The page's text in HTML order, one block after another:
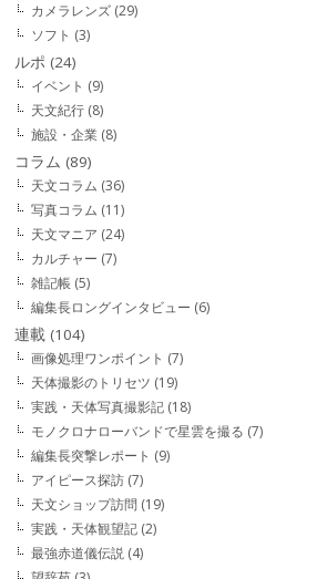
カメラレンズ (29)
ソフト (3)
ルポ (24)
イベント (9)
天文紀行 (8)
施設・企業 (8)
コラム (89)
天文コラム (36)
写真コラム (11)
天文マニア (24)
カルチャー (7)
雑記帳 (5)
編集長ロングインタビュー (6)
連載 (104)
画像処理ワンポイント (7)
天体撮影のトリセツ (19)
実践・天体写真撮影記 (18)
モノクロナローバンドで星雲を撮る (7)
編集長突撃レポート (9)
アイピース探訪 (7)
天文ショップ訪問 (19)
実践・天体観望記 (2)
最強赤道儀伝説 (4)